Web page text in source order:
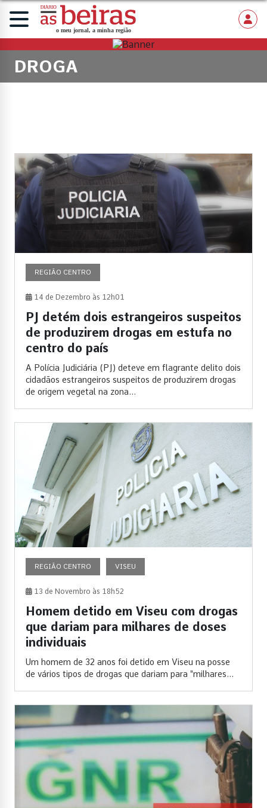
DROGA
REGIÃO CENTRO
14 de Dezembro às 12h01
PJ detém dois estrangeiros suspeitos
de produzirem drogas em estufa no
centro do país
A Polícia Judiciária (PJ) deteve em flagrante delito dois
cidadãos estrangeiros suspeitos de produzirem drogas
de origem vegetal na zona...
REGIÃO CENTRO VISEU
13 de Novembro às 18h52
Homem detido em Viseu com drogas
que dariam para milhares de doses
individuais
Um homem de 32 anos foi detido em Viseu na posse
de vários tipos de drogas que dariam para "milhares...